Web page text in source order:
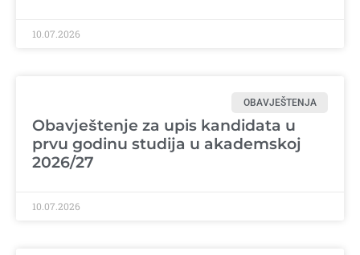
10.07.2026
OBAVJEŠTENJA
Obavještenje za upis kandidata u
prvu godinu studija u akademskoj
2026/27
10.07.2026